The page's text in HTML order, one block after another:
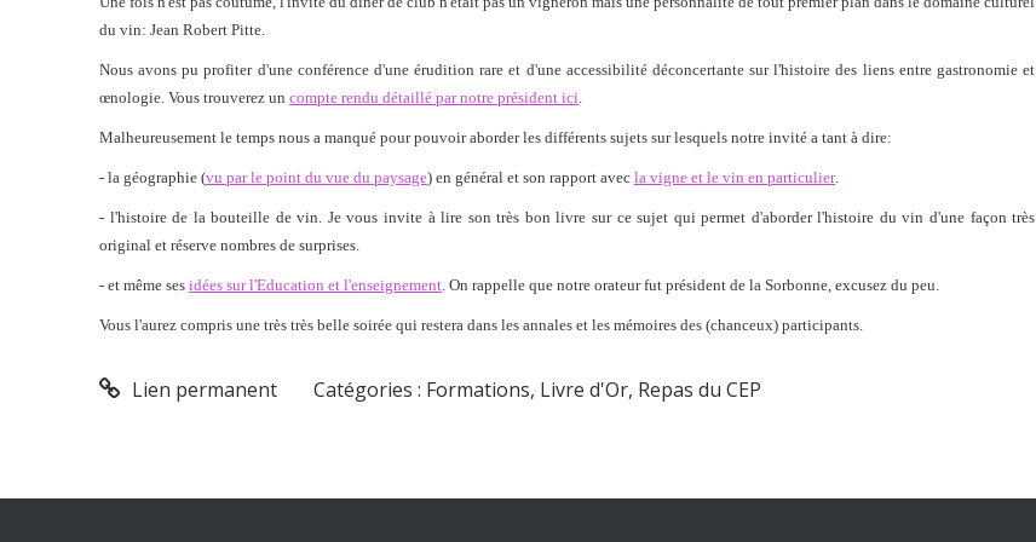
du vin: Jean Robert Pitte.
Nous avons pu profiter d'une conférence d'une érudition rare et d'une accessibilité déconcertante sur l'histoire des liens entre gastronomie et
œnologie. Vous trouverez un compte rendu détaillé par notre président ici.
Malheureusement le temps nous a manqué pour pouvoir aborder les différents sujets sur lesquels notre invité a tant à dire:
- la géographie (vu par le point du vue du paysage) en général et son rapport avec la vigne et le vin en particulier.
- l'histoire de la bouteille de vin. Je vous invite à lire son très bon livre sur ce sujet qui permet d'aborder l'histoire du vin d'une façon très
original et réserve nombres de surprises.
- et même ses idées sur l'Education et l'enseignement. On rappelle que notre orateur fut président de la Sorbonne, excusez du peu.
Vous l'aurez compris une très très belle soirée qui restera dans les annales et les mémoires des (chanceux) participants.
Lien permanent Catégories : Formations, Livre d'Or, Repas du CEP